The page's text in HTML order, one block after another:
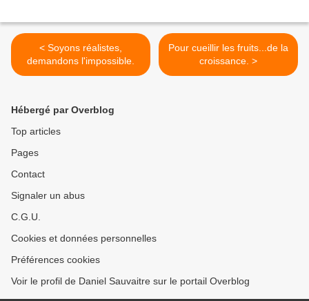
< Soyons réalistes,
demandons l'impossible.
Pour cueillir les fruits...de la
croissance. >
Hébergé par Overblog
Top articles
Pages
Contact
Signaler un abus
C.G.U.
Cookies et données personnelles
Préférences cookies
Voir le profil de Daniel Sauvaitre sur le portail Overblog